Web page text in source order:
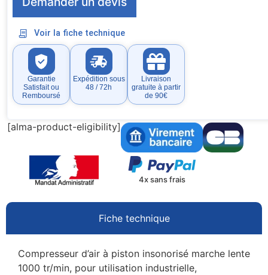
Voir la fiche technique
Garantie
Satisfait ou
Remboursé
Expédition sous
48 / 72h
Livraison
gratuite à partir
de 90€
[alma-product-eligibility]
4x sans frais
Fiche technique
Compresseur d’air à piston insonorisé marche lente
1000 tr/min, pour utilisation industrielle,